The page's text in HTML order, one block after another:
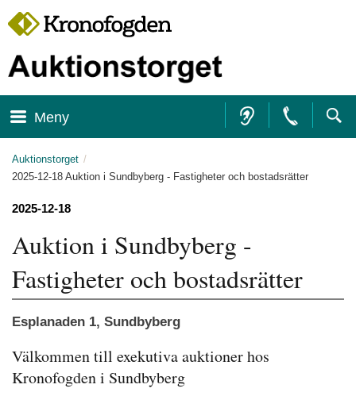
Meny
Auktionstorget
2025-12-18 Auktion i Sundbyberg - Fastigheter och bostadsrätter
2025-12-18
Auktion i Sundbyberg -
Fastigheter och bostadsrätter
Esplanaden 1, Sundbyberg
Välkommen till exekutiva auktioner hos
Kronofogden i Sundbyberg
start
end